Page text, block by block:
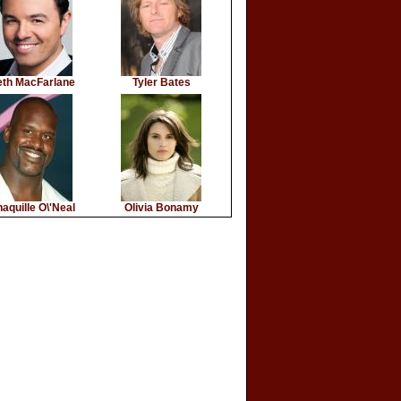
MacFarlane Tyler Bates
O\'Neal Olivia Bonamy